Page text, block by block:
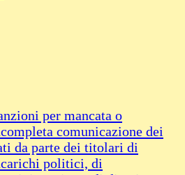
per mancata o
comunicazione dei
da parte dei titolari di
politici, di